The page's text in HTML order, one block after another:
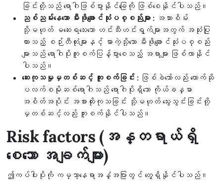
ခြင်းတို့သည် ရောဂါဖြစ်ပွားနိုင်ခြေကို ဖြစ်စေနိုင်ပါသည်။
ညစ်ညမ်းနေသော မီးဖိုချောင်သုံးပစ္စည်းများ : အသားစိမ်း
သို့မဟုတ် မဆေးရသေးသော ဟင်းသီးဟင်းရွက်များအတွက် အသုံးပြု
ထားသည့် စဉ်းတီတုံးများနှင့် ဓားကဲ့သို့သော မီးဖိုချောင်သုံးပစ္စည်း
များသည် ရောဂါပိုးကူးစက်ပြန့်ပွားစေသည့် အရာများ ဖြစ်လာနိုင်
ပါသည်။
ဆေးကုသမှုမှတစ်ဆင့် ကူးစက်ခြင်း : ဖြစ်ခဲသော်လည်း တောက်ဆို
ပလက်စမိုးဆစ်ရောဂါသည် ရောဂါပိုးရှိသော ကိုယ်ခန္ဓာ
အစိတ်အပိုင်း အစားထိုးကုသခြင်း သို့မဟုတ် သွေးသွင်းခြင်းတို့
မှတစ်ဆင့်လည်း ကူးစက်နိုင်ပါသည်။
Risk factors (အန္တရာယ်ရှိ
စေသော အချက်များ)
ဤကပ်ပါးပိုးကို ကမ္ဘာ့နေရာအနှံ့အပြားတွင် တွေ့ရှိနိုင်ပါသည်။